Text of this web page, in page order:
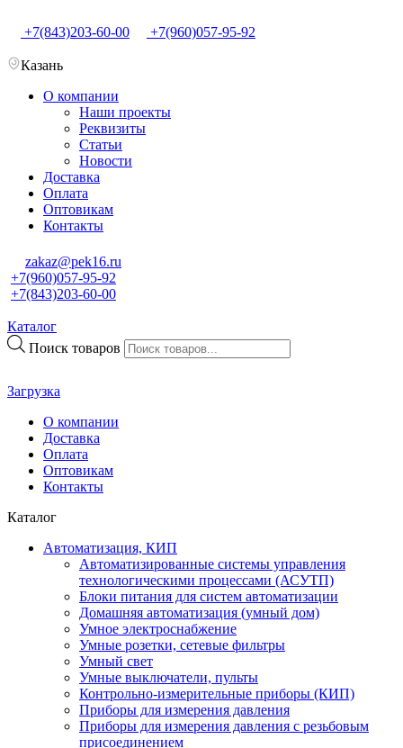
+7(843)203-60-00 +7(960)057-95-92
Казань
О компании
Наши проекты
Реквизиты
Статьи
Новости
Доставка
Оплата
Оптовикам
Контакты
zakaz@pek16.ru
+7(960)057-95-92
+7(843)203-60-00
Каталог
Поиск товаров
Загрузка
О компании
Доставка
Оплата
Оптовикам
Контакты
Каталог
Автоматизация, КИП
Автоматизированные системы управления
технологическими процессами (АСУТП)
Блоки питания для систем автоматизации
Домашняя автоматизация (умный дом)
Умное электроснабжение
Умные розетки, сетевые фильтры
Умный свет
Умные выключатели, пульты
Контрольно-измерительные приборы (КИП)
Приборы для измерения давления
Приборы для измерения давления с резьбовым
присоединением